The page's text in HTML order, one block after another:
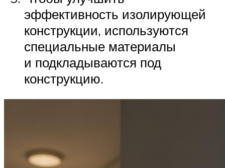
эффективность изолирующей
конструкции, используются
специальные материалы
и подкладываются под
конструкцию.